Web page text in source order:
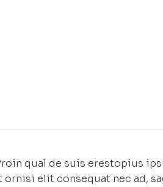
qual de suis erestopius
elit consequat nec ad,